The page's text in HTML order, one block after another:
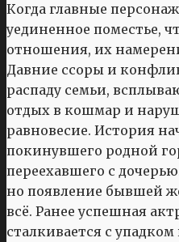
Когда главные
уединенное поместье,
отношения, их
Давние ссоры и
распаду семьи,
отдых в кошмар и
равновесие. История
покинувшего родной
переехавшего с
но появление бывшей
всё. Ранее успешная
сталкивается с